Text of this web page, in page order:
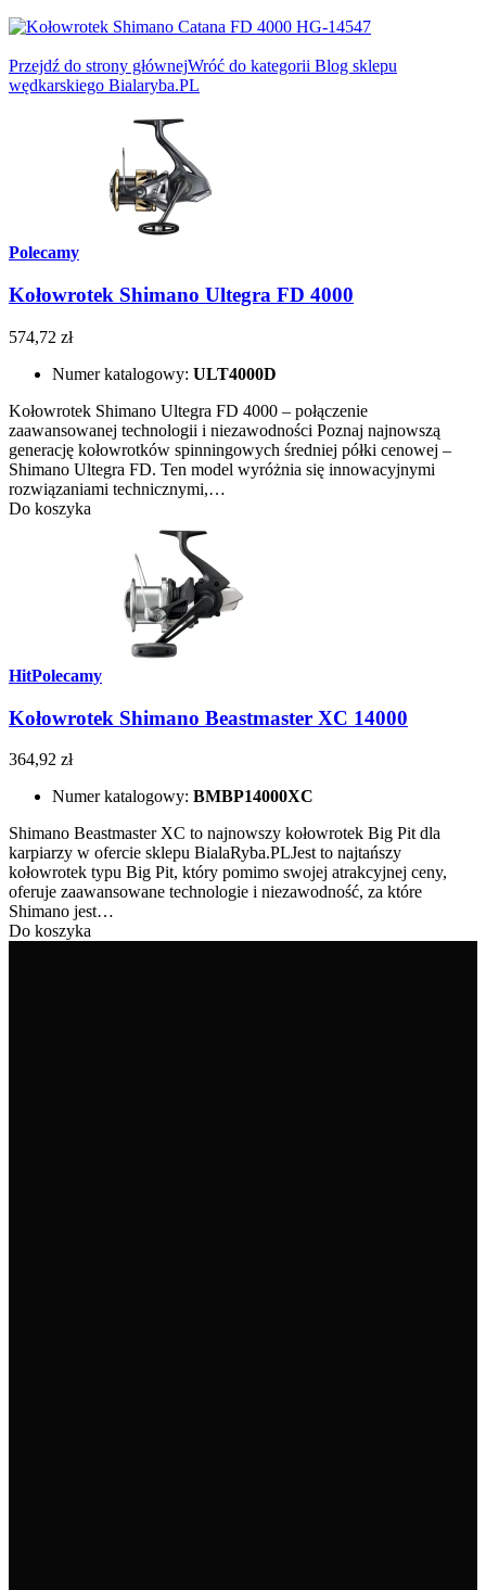
Przejdź do strony głównejWróć do kategorii Blog sklepu
wędkarskiego Bialaryba.PL
Polecamy
Kołowrotek Shimano Ultegra FD 4000
574,72 zł
Numer katalogowy: ULT4000D
Kołowrotek Shimano Ultegra FD 4000 – połączenie
zaawansowanej technologii i niezawodności Poznaj najnowszą
generację kołowrotków spinningowych średniej półki cenowej –
Shimano Ultegra FD. Ten model wyróżnia się innowacyjnymi
rozwiązaniami technicznymi,…
Do koszyka
HitPolecamy
Kołowrotek Shimano Beastmaster XC 14000
364,92 zł
Numer katalogowy: BMBP14000XC
Shimano Beastmaster XC to najnowszy kołowrotek Big Pit dla
karpiarzy w ofercie sklepu BialaRyba.PLJest to najtańszy
kołowrotek typu Big Pit, który pomimo swojej atrakcyjnej ceny,
oferuje zaawansowane technologie i niezawodność, za które
Shimano jest…
Do koszyka